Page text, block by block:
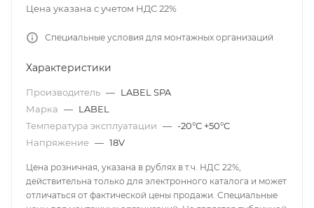
Цена указана с учетом НДС 22%
Специальные условия для монтажных организаций
Характеристики
Производитель — LABEL SPA
Марка — LABEL
Температура эксплуатации — -20°С +50°С
Напряжение — 18V
Цена розничная, указана в рублях в т.ч. НДС 22%,
действительна только для электронного каталога и может
отличаться от фактической цены продажи. Специальные